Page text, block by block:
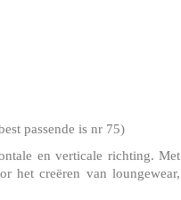
passende is nr 75)
en verticale richting. Met
het creëren van loungewear,